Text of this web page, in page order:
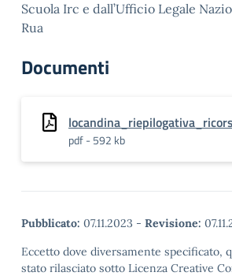
Scuola Irc e dall’Ufficio Legale
Rua
Documenti
pdf - 592 kb
Pubblicato: 07.11.2023 - Revisione:
Eccetto dove diversamente specificato,
stato rilasciato sotto Licenza Creative